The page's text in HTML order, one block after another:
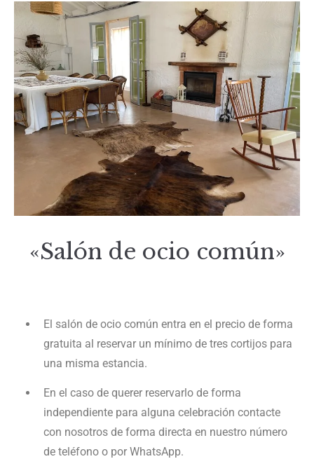
«Salón de ocio común»
El salón de ocio común entra en el precio de forma
gratuita al reservar un mínimo de tres cortijos para
una misma estancia.
En el caso de querer reservarlo de forma
independiente para alguna celebración contacte
con nosotros de forma directa en nuestro número
de teléfono o por WhatsApp.